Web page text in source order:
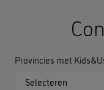
Provincies met